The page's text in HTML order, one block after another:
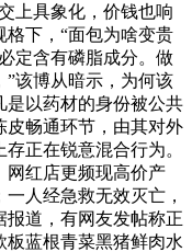
上具象化，价钱也响
下，“面包为啥变贵
定含有磷脂成分。做
”该博从暗示，为何该
是以药材的身份被公共
皮畅通环节，由其对外
正在锐意混合行为。
网红店更频现高价产
人经急救无效灭亡，
道，有网友发帖称正
蓝根青菜黑猪鲜肉水